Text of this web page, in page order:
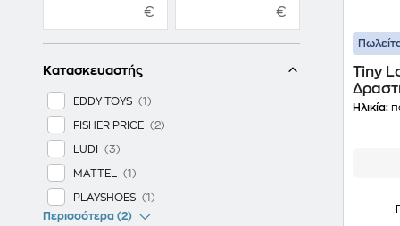
€ €
Κατασκευαστής
EDDY TOYS
FISHER PRICE
LUDI
MATTEL
PLAYSHOES
Περισσότερα (2)
Tiny
Ηλικία: